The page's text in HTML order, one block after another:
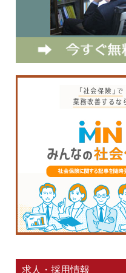
求人・採用情報